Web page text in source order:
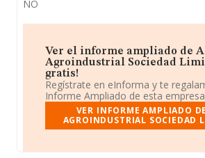
NO
Ver el informe ampliado de
Agroindustrial Sociedad
gratis!
Regístrate en eInforma y te
Informe Ampliado de esta
VER INFORME AMPLIADO
AGROINDUSTRIAL SOCIEDAD